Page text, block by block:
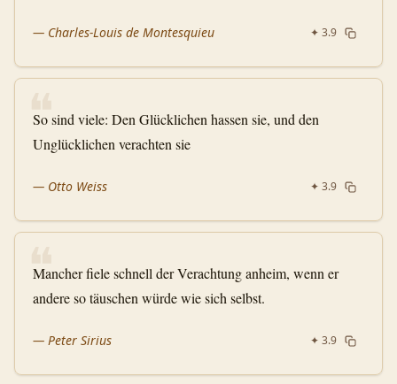
— Charles-Louis de Montesquieu ✦ 3.9
❝
So sind viele: Den Glücklichen hassen sie, und den
Unglücklichen verachten sie
— Otto Weiss ✦ 3.9
❝
Mancher fiele schnell der Verachtung anheim, wenn er
andere so täuschen würde wie sich selbst.
— Peter Sirius ✦ 3.9